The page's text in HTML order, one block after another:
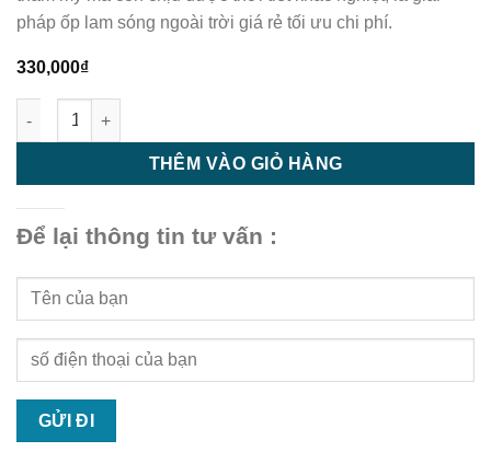
pháp ốp lam sóng ngoài trời giá rẻ tối ưu chi phí.
330,000₫
Tấm Ốp Lam Sóng Ngoài Trời HG20220 - Ốp Lam Sóng Ngoài
THÊM VÀO GIỎ HÀNG
Để lại thông tin tư vấn :